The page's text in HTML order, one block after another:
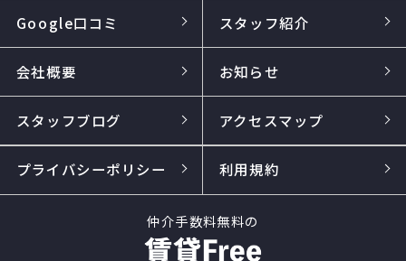
Google口コミ スタッフ紹介
会社概要 お知らせ
スタッフブログ アクセスマップ
プライバシーポリシー 利用規約
仲介手数料無料の